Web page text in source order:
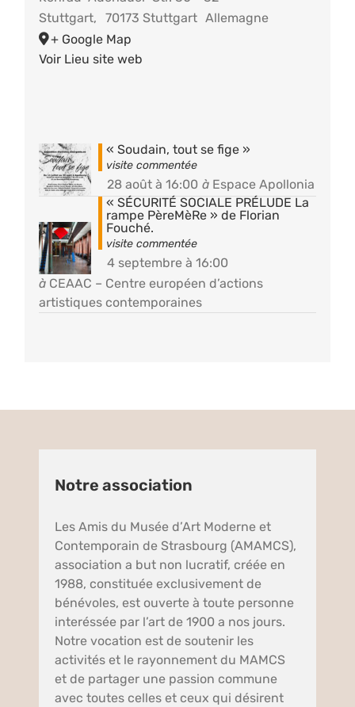
Stuttgart, 70173 Stuttgart Allemagne
+ Google Map
Voir Lieu site web
« Soudain, tout se fige »
28 août à 16:00 à Espace Apollonia
« SÉCURITÉ SOCIALE PRÉLUDE La
rampe PèreMèRe » de Florian
Fouché.
4 septembre à 16:00
à CEAAC – Centre européen d’actions
artistiques contemporaines
Notre association
Les Amis du Musée d’Art Moderne et
Contemporain de Strasbourg (AMAMCS),
association a but non lucratif, créée en
1988, constituée exclusivement de
bénévoles, est ouverte à toute personne
interéssée par l’art de 1900 a nos jours.
Notre vocation est de soutenir les
activités et le rayonnement du MAMCS
et de partager une passion commune
avec toutes celles et ceux qui désirent